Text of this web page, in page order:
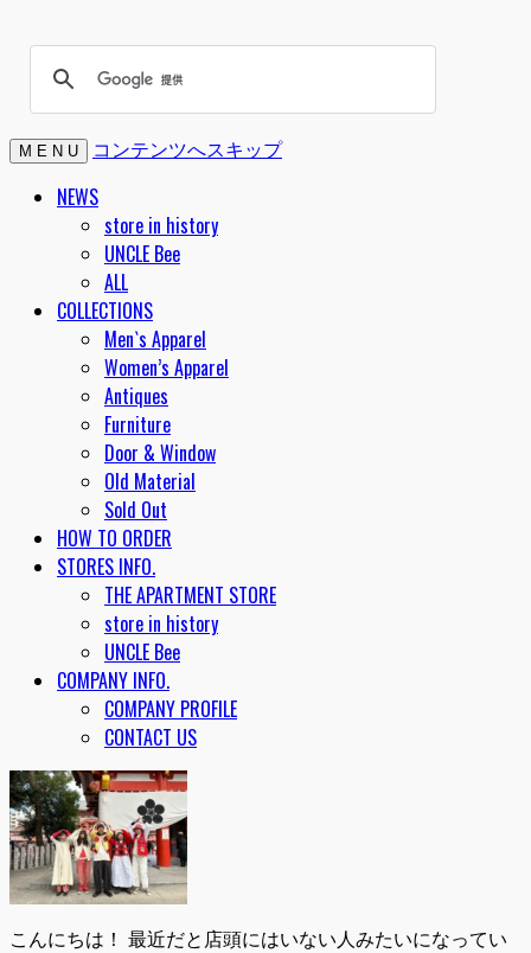
M E N U
コンテンツへスキップ
NEWS
store in history
UNCLE Bee
ALL
COLLECTIONS
Men`s Apparel
Women’s Apparel
Antiques
Furniture
Door & Window
Old Material
Sold Out
HOW TO ORDER
STORES INFO.
THE APARTMENT STORE
store in history
UNCLE Bee
COMPANY INFO.
COMPANY PROFILE
CONTACT US
こんにちは！ 最近だと店頭にはいない人みたいになってい